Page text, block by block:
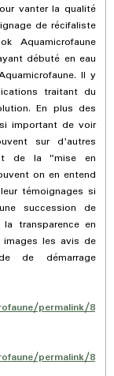
vanter la qualité
de récifaliste
Aquamicrofaune
débuté en eau
Il y
traitant du
En plus des
important de voir
sur d'autres
de la "mise en
on en entend
témoignages si
succession de
transparence en
les avis de
de démarrage
permalink/8
permalink/8